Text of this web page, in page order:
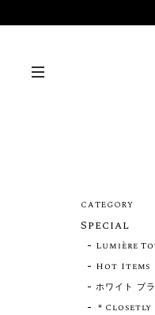
CATEGORY
Special
Lumière
Hot Items
ホワイト ブ
＊Closetly